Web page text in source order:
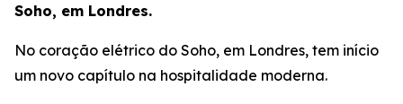
Soho, em Londres.
No coração elétrico do Soho, em Londres, tem início
um novo capítulo na hospitalidade moderna.